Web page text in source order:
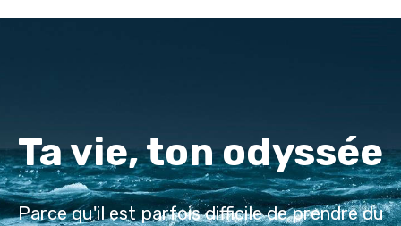
Ta vie, ton odyssée
Parce qu'il est parfois difficile de prendre du